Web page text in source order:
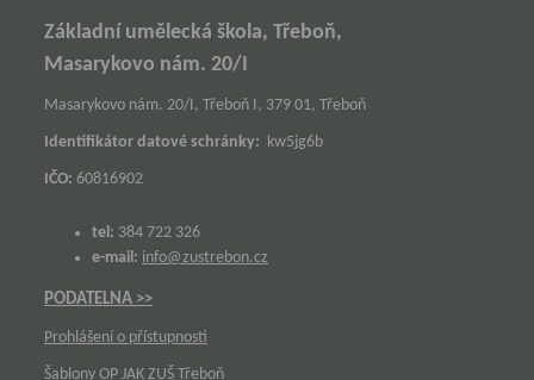
Základní umělecká škola, Třeboň,
Masarykovo nám. 20/I
Masarykovo nám. 20/I, Třeboň I, 379 01, Třeboň
Identifikátor datové schránky: kw5jg6b
IČO: 60816902
tel: 384 722 326
e-mail: info@zustrebon.cz
PODATELNA >>
Prohlášení o přístupnosti
Šablony OP JAK ZUŠ Třeboň